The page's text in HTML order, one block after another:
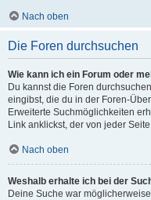
Nach oben
Die Foren durchsuchen
Wie kann ich ein Forum oder
Du kannst die Foren
eingibst, die du in der Foren-
Erweiterte Suchmöglichkeiten
Link anklickst, der von jeder
Nach oben
Weshalb erhalte ich bei der
Deine Suche war